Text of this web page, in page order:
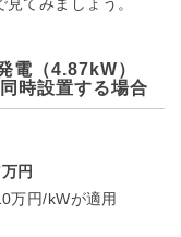
てみましょう。
電（4.87kW）
時設置する場合
円
万円/kWが適用